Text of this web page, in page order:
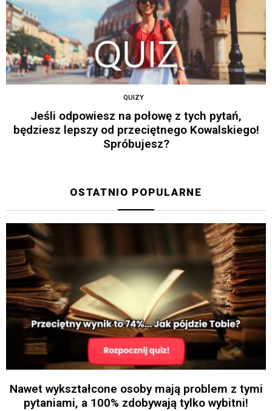
QUIZY
Jeśli odpowiesz na połowę z tych pytań,
będziesz lepszy od przeciętnego Kowalskiego!
Spróbujesz?
OSTATNIO POPULARNE
Nawet wykształcone osoby mają problem z tymi
pytaniami, a 100% zdobywają tylko wybitni!